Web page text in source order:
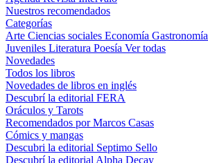
Nuestros recomendados
Categorías
Arte Ciencias sociales Economía Gastronomía
Juveniles Literatura Poesía Ver todas
Novedades
Todos los libros
Novedades de libros en inglés
Descubrí la editorial FERA
Oráculos y Tarots
Recomendados por Marcos Casas
Cómics y mangas
Descubri la editorial Septimo Sello
Descubrí la editorial Alpha Decay